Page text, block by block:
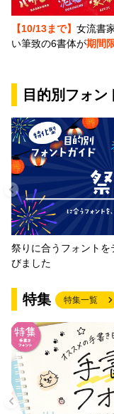
【10/13まで】 女流書
い筆致の6書体が期間
目的別フォン
祭りに合うフォント
びました
特集 特集一覧